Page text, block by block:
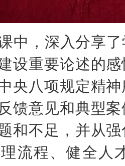
中，深入分享
设重要论述的
央八项规定精
馈意见和典型
和不足，并从
流程、健全人